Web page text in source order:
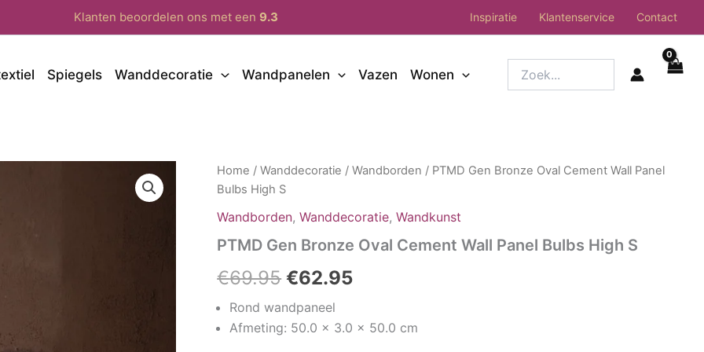
Klanten beoordelen ons met een 9.3 Inspiratie Klantenservice Contact
Spiegels Wanddecoratie Wandpanelen Vazen Wonen
Home /Wanddecoratie /Wandborden / PTMD Gen Bronze Oval Cement Wall Panel
Bulbs High S
Wandborden,Wanddecoratie,Wandkunst
PTMD Gen Bronze Oval Cement Wall Panel Bulbs High S
€69.95 Oorspronkelijke
prijs
was:
€62.95Huidige
is:
Rond wandpaneel
Afmeting: 50.0 x 3.0 x 50.0 cm